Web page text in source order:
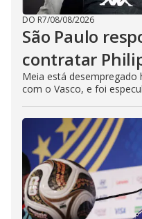
DO R7/08/08/2026
São Paulo
contratar
Meia está desempregado
com o Vasco, e foi